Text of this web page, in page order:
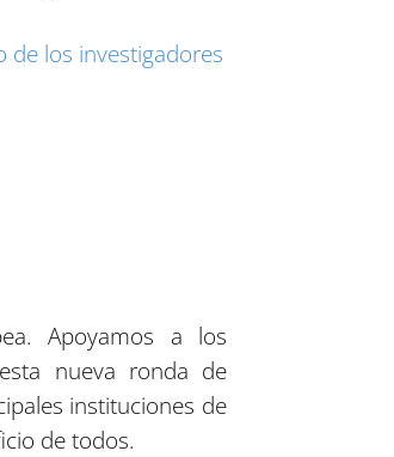
de los investigadores
Apoyamos a los
nueva ronda de
instituciones de
de todos.